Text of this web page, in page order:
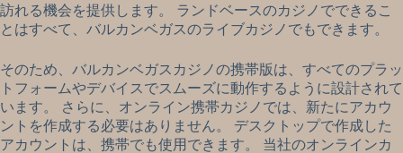
訪れる機会を提供します。 ランドベースのカジノでできるこ
とはすべて、バルカンベガスのライブカジノでもできます。
そのため、バルカンベガスカジノの携帯版は、すべてのプラッ
トフォームやデバイスでスムーズに動作するように設計されて
います。 さらに、オンライン携帯カジノでは、新たにアカウ
ントを作成する必要はありません。 デスクトップで作成した
アカウントは、携帯でも使用できます。 当社のオンラインカ